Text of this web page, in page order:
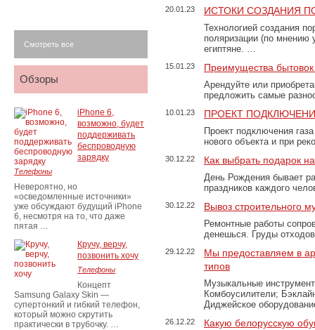
20.01.23 ИСТОКИ СОЗДАНИЯ
Технологией создания
поляризации (по
египтяне. …
15.01.23 Преимущества
Арендуйте или
предложить самые
10.01.23 ПРОЕКТ
Проект подключения
нового объекта и при
30.12.22 Как выбрать подарок
День Рождения бывает
праздников каждого
30.12.22 Вывоз строительного
Ремонтные работы
денешься. Груды
29.12.22
Мы предоставляем в
типов
Музыкальные
Комбоусилители;
Диджейское
26.12.22
Какую белорусскую
Смотреть все
Обзоры
iPhone 6,
возможно, будет
поддерживать
беспроводную
зарядку
Телефоны
Невероятно, но
«осведомленные источники»
уже обсуждают будущий iPhone
6, несмотря на то, что даже
пятая …
Кручу, верчу,
позвонить хочу
Телефоны
Концепт
Samsung Galaxy Skin —
супертонкий и гибкий телефон,
который можно скрутить
практически в трубочку. …